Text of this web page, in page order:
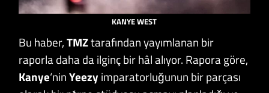
KANYE WEST
Bu haber,TMZtarafından yayımlanan bir
raporla daha da ilginç bir hâl alıyor. Rapora göre,
Kanye‘ninYeezy imparatorluğunun bir parçası